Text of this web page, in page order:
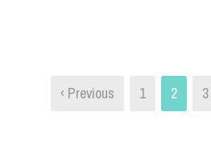
‹ Previous 1 2 3